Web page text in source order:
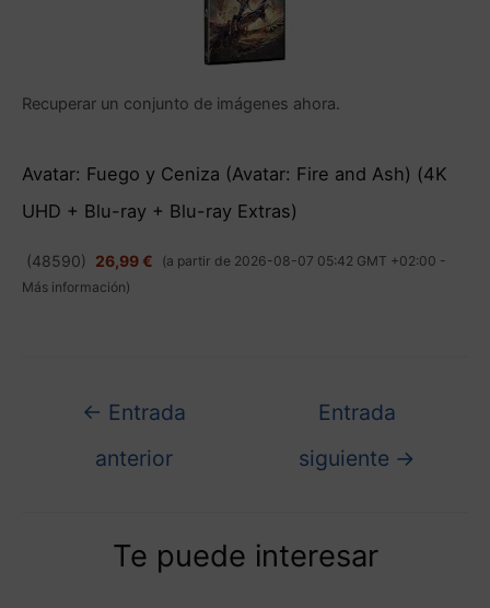
Recuperar un conjunto de imágenes ahora.
Avatar: Fuego y Ceniza (Avatar: Fire and Ash) (4K
UHD + Blu-ray + Blu-ray Extras)
(48590) 26,99 €
(a partir de 2026-08-07 05:42 GMT +02:00 -
Más información)
← Entrada
anterior
Entrada
siguiente →
Te puede interesar